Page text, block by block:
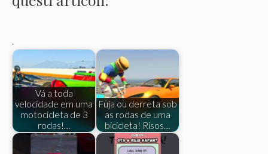
.
Vá a toda
velocidade em uma
motocicleta de 3
rodas!…
Fuja ou derreta sob
as rodas de uma
bicicleta! Risos…